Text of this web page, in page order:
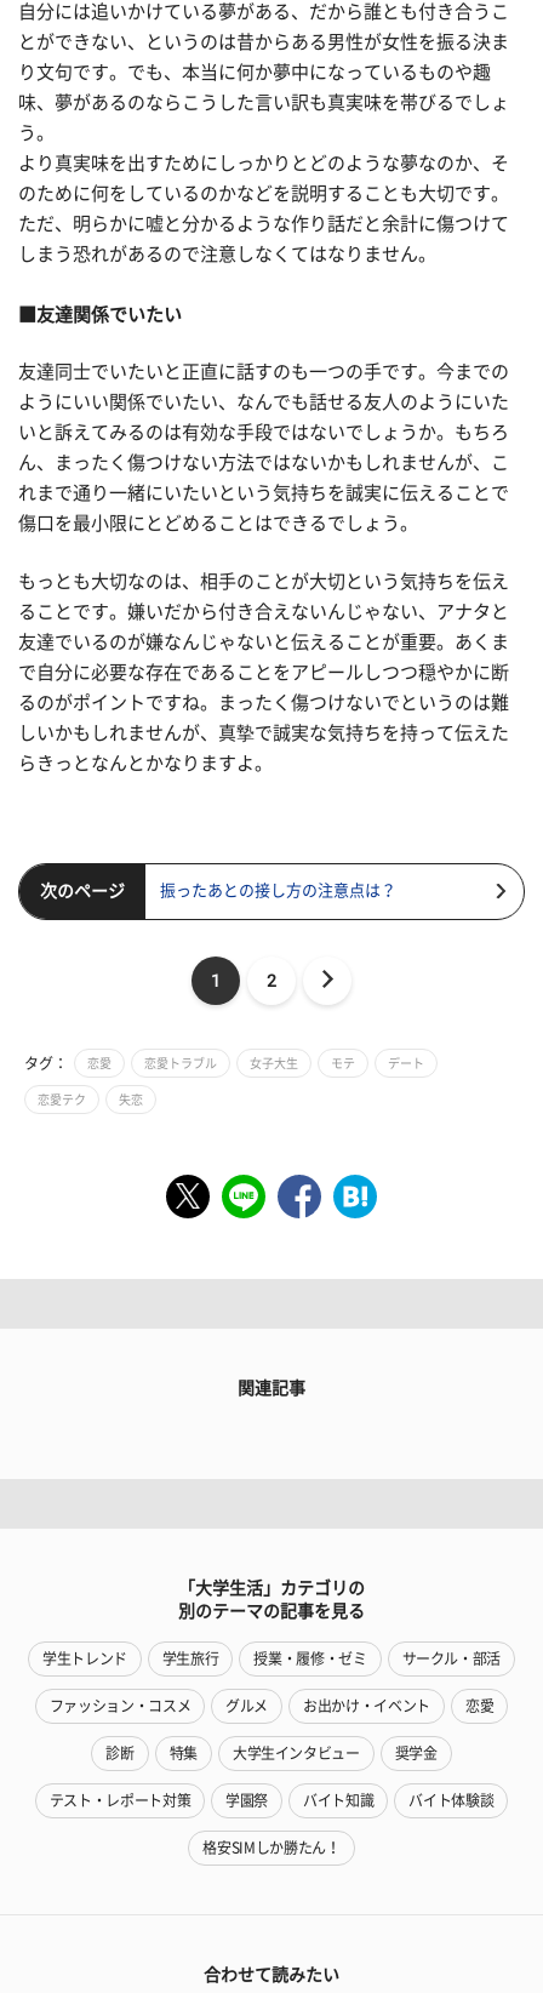
自分には追いかけている夢がある、だから誰とも付き合うこ
とができない、というのは昔からある男性が女性を振る決ま
り文句です。でも、本当に何か夢中になっているものや趣
味、夢があるのならこうした言い訳も真実味を帯びるでしょ
う。
より真実味を出すためにしっかりとどのような夢なのか、そ
のために何をしているのかなどを説明することも大切です。
ただ、明らかに嘘と分かるような作り話だと余計に傷つけて
しまう恐れがあるので注意しなくてはなりません。
■友達関係でいたい
友達同士でいたいと正直に話すのも一つの手です。今までの
ようにいい関係でいたい、なんでも話せる友人のようにいた
いと訴えてみるのは有効な手段ではないでしょうか。もちろ
ん、まったく傷つけない方法ではないかもしれませんが、こ
れまで通り一緒にいたいという気持ちを誠実に伝えることで
傷口を最小限にとどめることはできるでしょう。
もっとも大切なのは、相手のことが大切という気持ちを伝え
ることです。嫌いだから付き合えないんじゃない、アナタと
友達でいるのが嫌なんじゃないと伝えることが重要。あくま
で自分に必要な存在であることをアピールしつつ穏やかに断
るのがポイントですね。まったく傷つけないでというのは難
しいかもしれませんが、真摯で誠実な気持ちを持って伝えた
らきっとなんとかなりますよ。
次のページ 振ったあとの接し方の注意点は？
1 2
タグ： 恋愛 恋愛トラブル 女子大生 モテ デート
恋愛テク 失恋
関連記事
「大学生活」カテゴリの
別のテーマの記事を見る
学生トレンド 学生旅行 授業・履修・ゼミ サークル・部活
ファッション・コスメ グルメ お出かけ・イベント 恋愛
診断 特集 大学生インタビュー 奨学金
テスト・レポート対策 学園祭 バイト知識 バイト体験談
格安SIMしか勝たん！
合わせて読みたい